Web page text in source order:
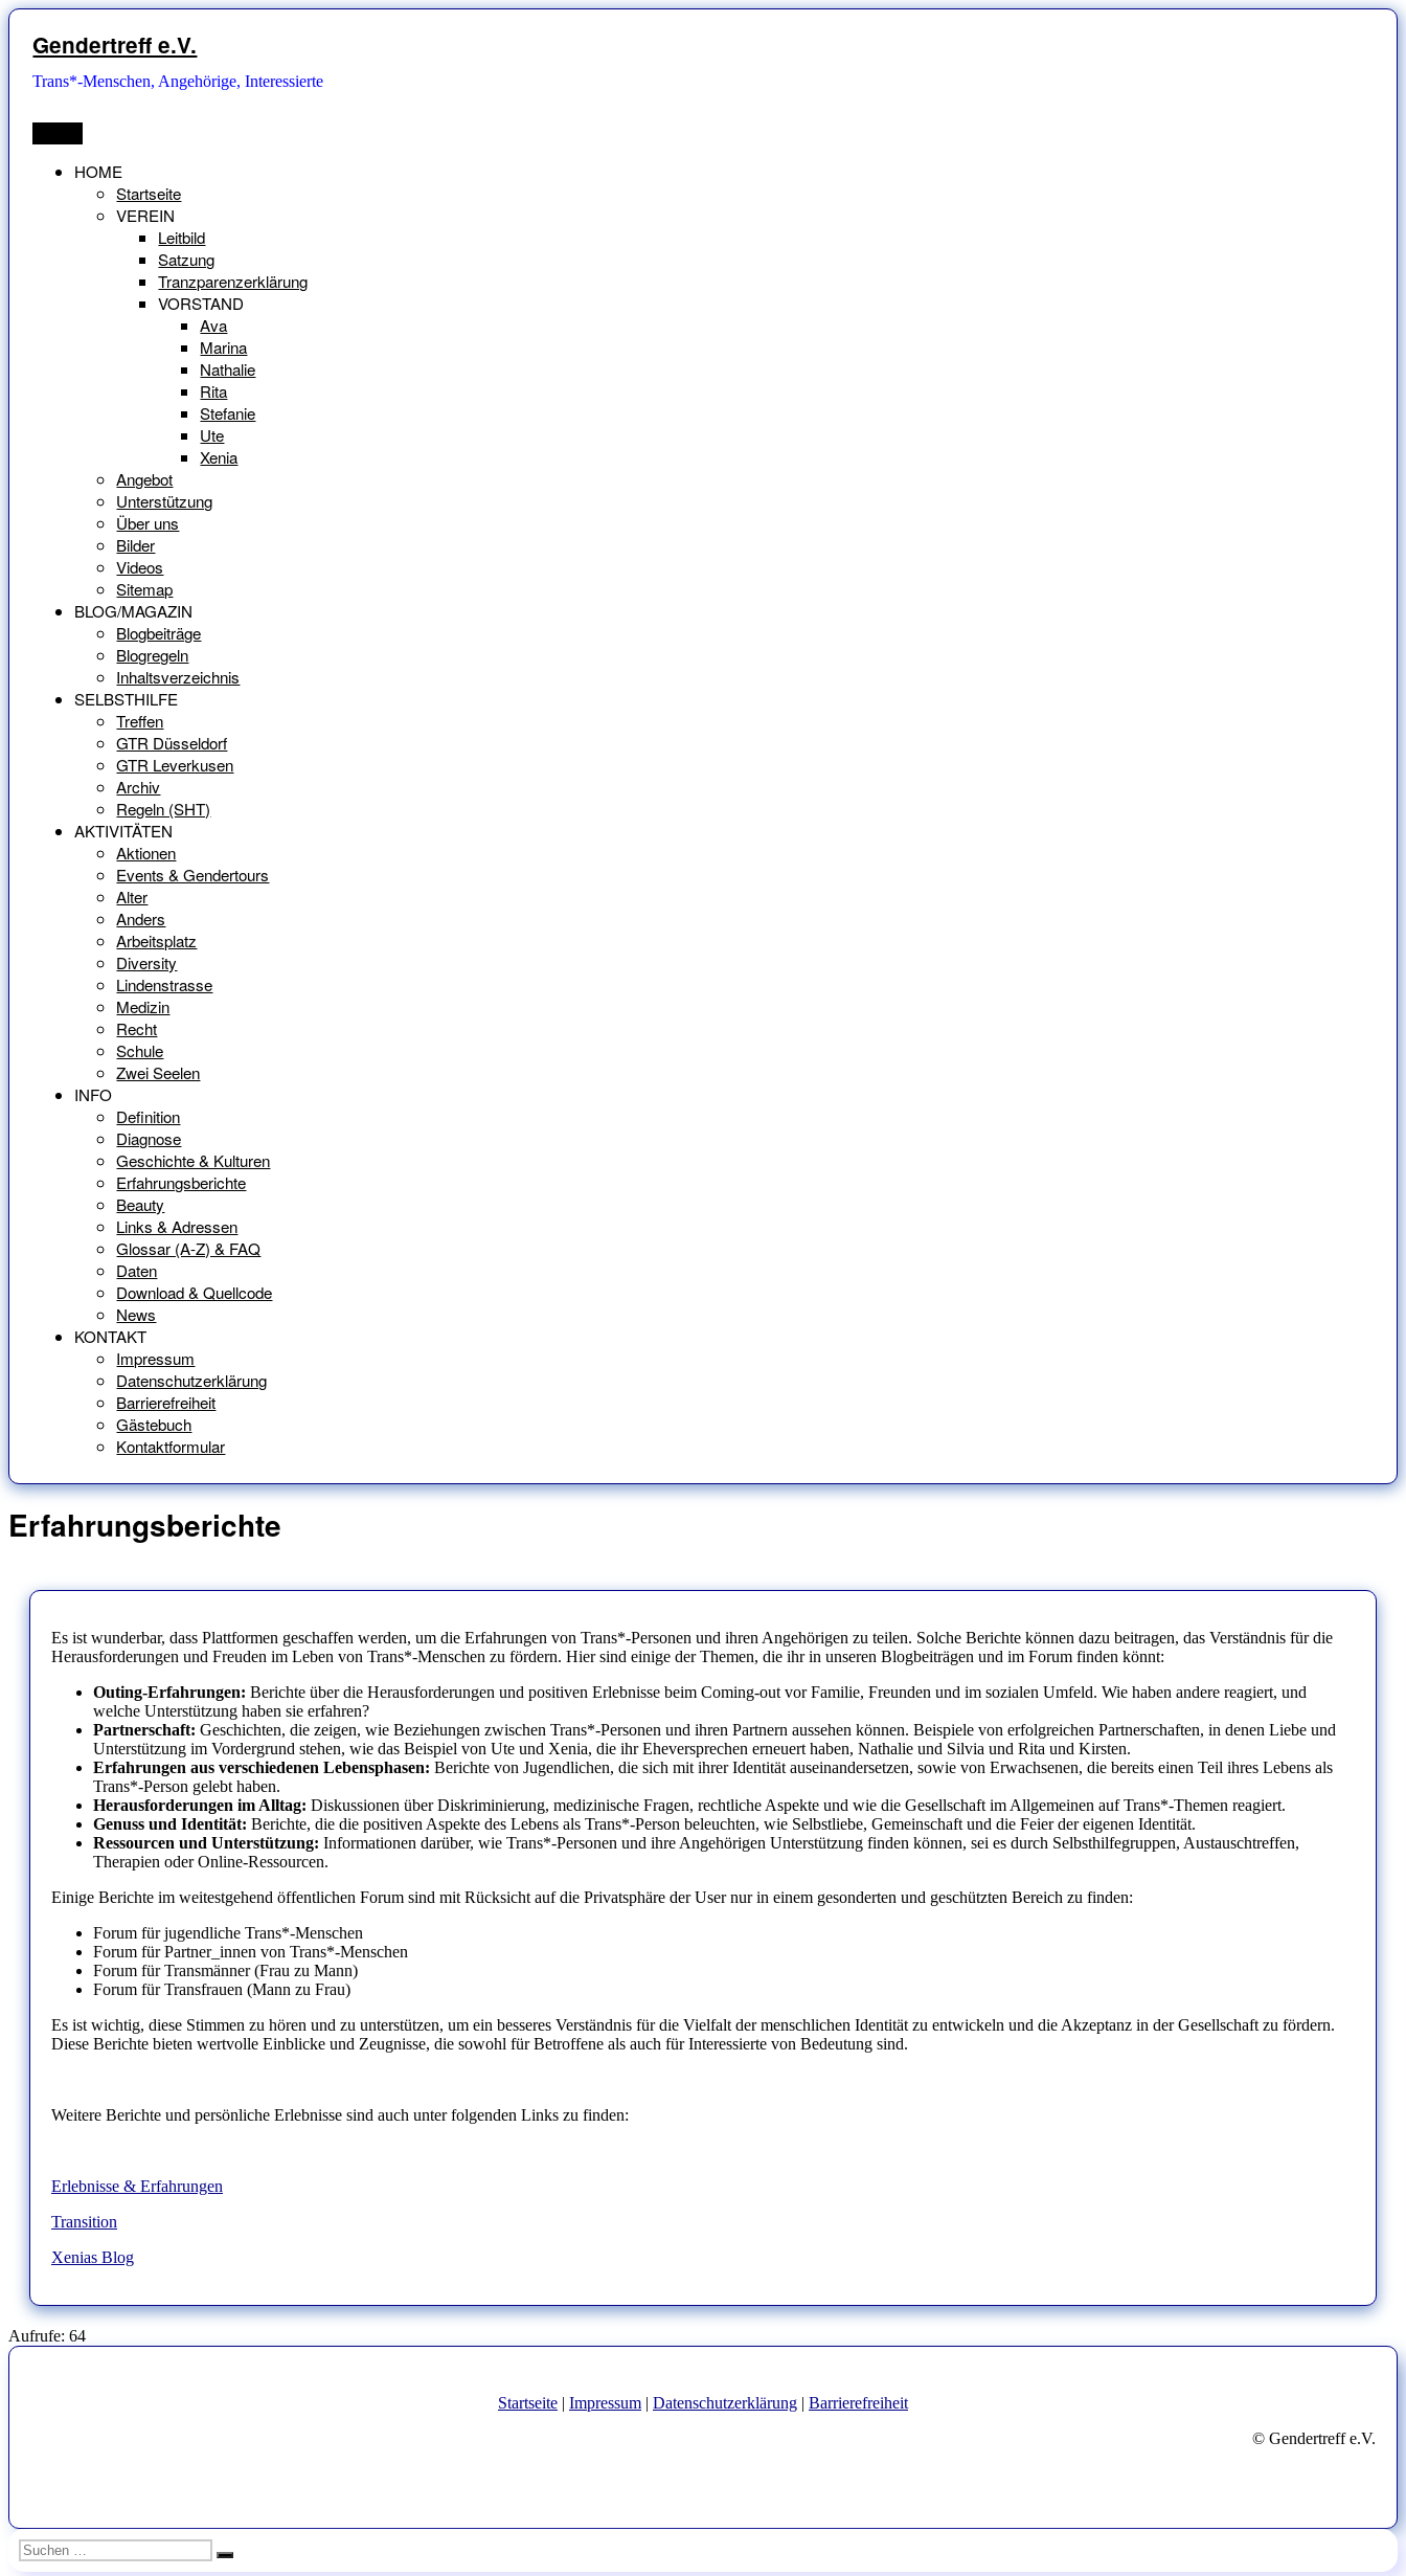
Zum
Inhalt
springen
Gendertreff e.V.
Trans*-Menschen, Angehörige, Interessierte
HOME
Startseite
VEREIN
Leitbild
Satzung
Tranzparenzerklärung
VORSTAND
Ava
Marina
Nathalie
Rita
Stefanie
Ute
Xenia
Angebot
Unterstützung
Über uns
Bilder
Videos
Sitemap
BLOG/MAGAZIN
Blogbeiträge
Blogregeln
Inhaltsverzeichnis
SELBSTHILFE
Treffen
GTR Düsseldorf
GTR Leverkusen
Archiv
Regeln (SHT)
AKTIVITÄTEN
Aktionen
Events & Gendertours
Alter
Anders
Arbeitsplatz
Diversity
Lindenstrasse
Medizin
Recht
Schule
Zwei Seelen
INFO
Definition
Diagnose
Geschichte & Kulturen
Erfahrungsberichte
Beauty
Links & Adressen
Glossar (A-Z) & FAQ
Daten
Download & Quellcode
News
KONTAKT
Impressum
Datenschutzerklärung
Barrierefreiheit
Gästebuch
Kontaktformular
Erfahrungsberichte
Es ist wunderbar, dass Plattformen geschaffen werden, um die Erfahrungen von Trans*-Personen und ihren Angehörigen zu teilen. Solche Berichte können dazu beitragen, das Verständnis für die
Herausforderungen und Freuden im Leben von Trans*-Menschen zu fördern. Hier sind einige der Themen, die ihr in unseren Blogbeiträgen und im Forum finden könnt:
Outing-Erfahrungen: Berichte über die Herausforderungen und positiven Erlebnisse beim Coming-out vor Familie, Freunden und im sozialen Umfeld. Wie haben andere reagiert, und
welche Unterstützung haben sie erfahren?
Partnerschaft: Geschichten, die zeigen, wie Beziehungen zwischen Trans*-Personen und ihren Partnern aussehen können. Beispiele von erfolgreichen Partnerschaften, in denen Liebe und
Unterstützung im Vordergrund stehen, wie das Beispiel von Ute und Xenia, die ihr Eheversprechen erneuert haben, Nathalie und Silvia und Rita und Kirsten.
Erfahrungen aus verschiedenen Lebensphasen: Berichte von Jugendlichen, die sich mit ihrer Identität auseinandersetzen, sowie von Erwachsenen, die bereits einen Teil ihres Lebens als
Trans*-Person gelebt haben.
Herausforderungen im Alltag: Diskussionen über Diskriminierung, medizinische Fragen, rechtliche Aspekte und wie die Gesellschaft im Allgemeinen auf Trans*-Themen reagiert.
Genuss und Identität: Berichte, die die positiven Aspekte des Lebens als Trans*-Person beleuchten, wie Selbstliebe, Gemeinschaft und die Feier der eigenen Identität.
Ressourcen und Unterstützung: Informationen darüber, wie Trans*-Personen und ihre Angehörigen Unterstützung finden können, sei es durch Selbsthilfegruppen, Austauschtreffen,
Therapien oder Online-Ressourcen.
Einige Berichte im weitestgehend öffentlichen Forum sind mit Rücksicht auf die Privatsphäre der User nur in einem gesonderten und geschützten Bereich zu finden:
Forum für jugendliche Trans*-Menschen
Forum für Partner_innen von Trans*-Menschen
Forum für Transmänner (Frau zu Mann)
Forum für Transfrauen (Mann zu Frau)
Es ist wichtig, diese Stimmen zu hören und zu unterstützen, um ein besseres Verständnis für die Vielfalt der menschlichen Identität zu entwickeln und die Akzeptanz in der Gesellschaft zu fördern.
Diese Berichte bieten wertvolle Einblicke und Zeugnisse, die sowohl für Betroffene als auch für Interessierte von Bedeutung sind.
Weitere Berichte und persönliche Erlebnisse sind auch unter folgenden Links zu finden:
Erlebnisse & Erfahrungen
Transition
Xenias Blog
Aufrufe: 64
Startseite | Impressum | Datenschutzerklärung | Barrierefreiheit
© Gendertreff e.V.
Suchen
nach:
Suchen